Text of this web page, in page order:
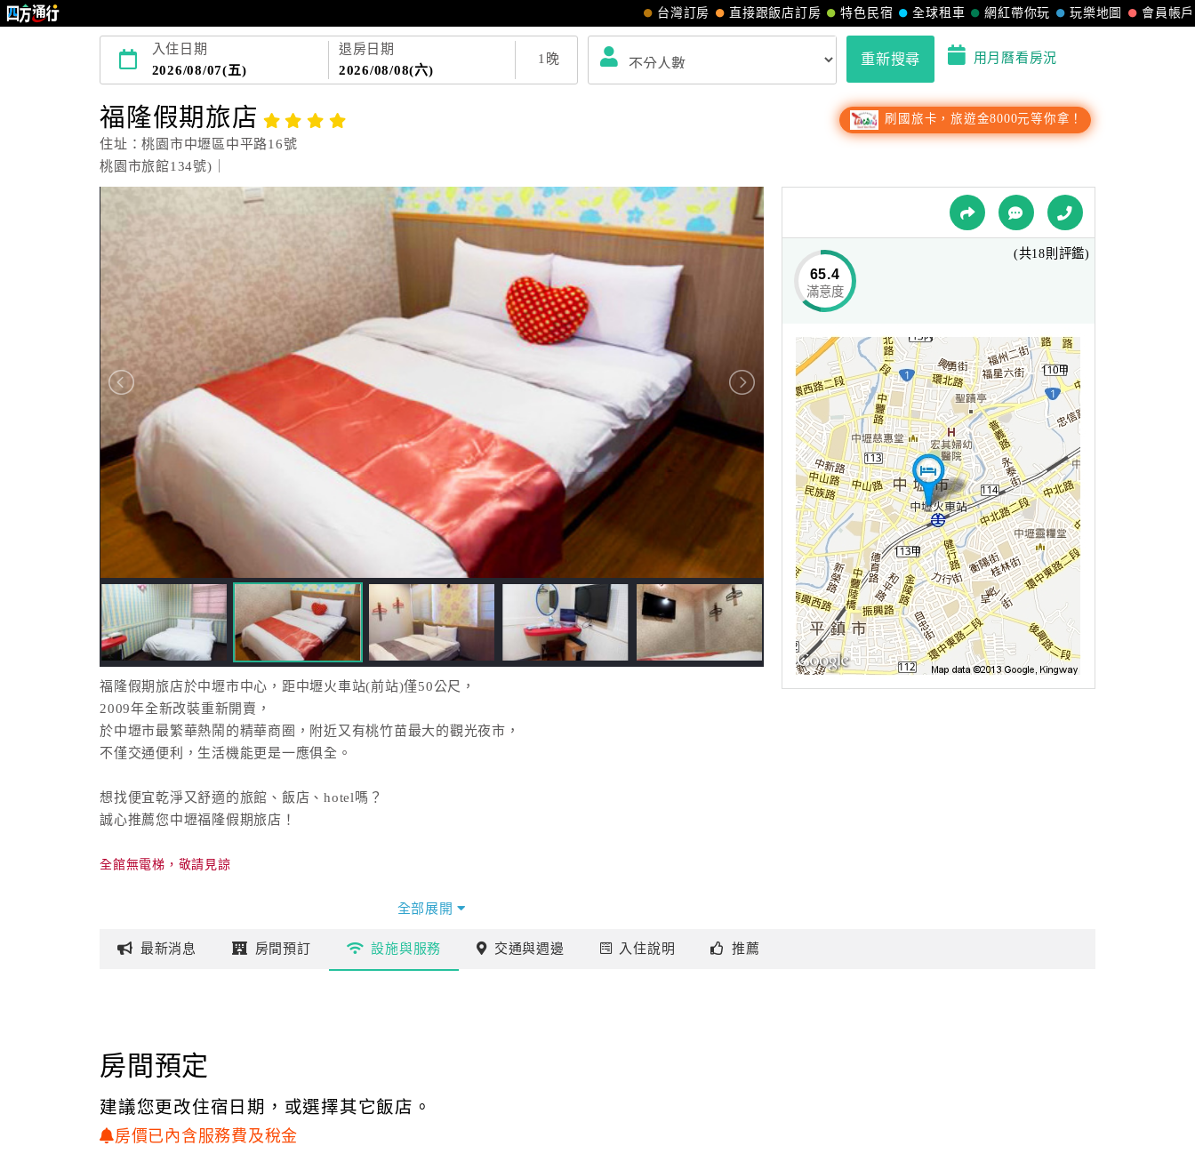
會員帳戶
玩樂地圖
網紅帶你玩
全球租車
特色民宿
直接跟飯店訂房
台灣訂房
入住日期
2026/08/07(五)
退房日期
2026/08/08(六)
1 晚 重新搜尋 用月曆看房況
福隆假期旅店
住址：桃園市中壢區中平路16號
桃園市旅館134號)｜
刷國旅卡，旅遊金8000元等你拿！
福隆假期旅店於中壢市中心，距中壢火車站(前站)僅50公尺，
2009年全新改裝重新開賣，
於中壢市最繁華熱鬧的精華商圈，附近又有桃竹苗最大的觀光夜市，
不僅交通便利，生活機能更是一應俱全。
想找便宜乾淨又舒適的旅館、飯店、hotel嗎？
誠心推薦您中壢福隆假期旅店！
全館無電梯，敬請見諒
全部展開
65.4
滿意度
(共18則評鑑)
最新消息 房間預訂 設施與服務 交通與週邊 入住說明 推薦
房間預定
建議您更改住宿日期，或選擇其它飯店。
房價已內含服務費及稅金